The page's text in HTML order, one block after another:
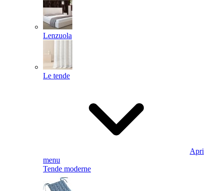
Lenzuola
Le tende
Apri
menu
Tende moderne